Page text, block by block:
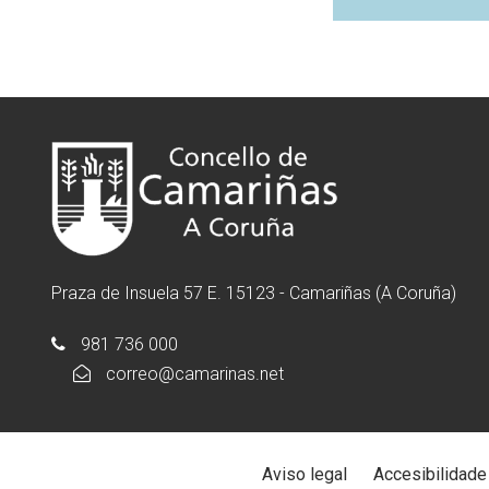
Praza de Insuela 57 E. 15123 - Camariñas (A Coruña)
981 736 000
correo@camarinas.net
Aviso legal Accesibilidade